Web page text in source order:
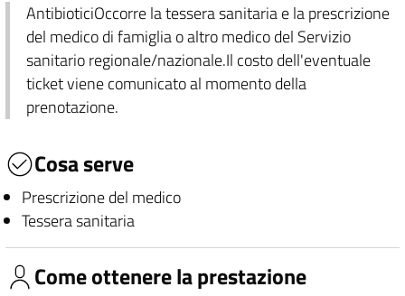
AntibioticiOccorre la tessera sanitaria e la prescrizione
del medico di famiglia o altro medico del Servizio
sanitario regionale/nazionale.Il costo dell'eventuale
ticket viene comunicato al momento della
prenotazione.
Cosa serve
Prescrizione del medico
Tessera sanitaria
Come ottenere la prestazione